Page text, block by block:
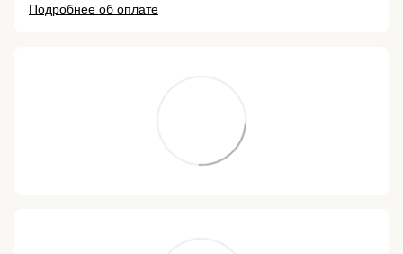
Подробнее об оплате